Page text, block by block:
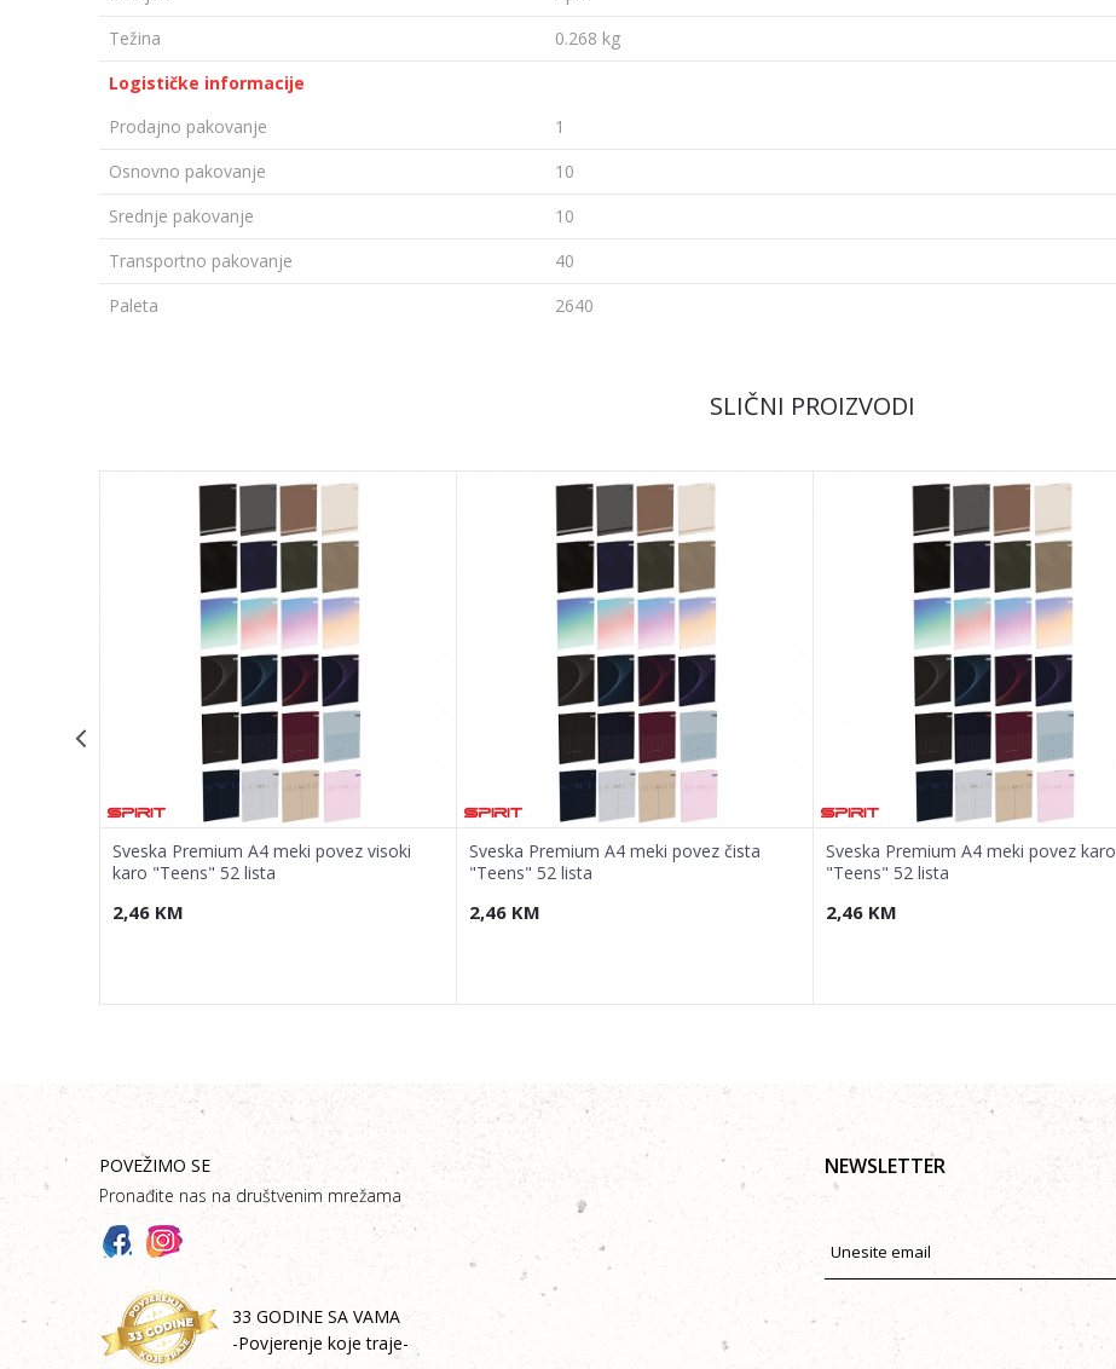
Težina
0.268 kg
Logističke informacije
Prodajno pakovanje
1
Osnovno pakovanje
10
Srednje pakovanje
10
Transportno pakovanje
40
Paleta
2640
POŠALJI
SLIČNI PROIZVODI
Sveska Premium A4 meki povez visoki
karo "Teens" 52 lista
2,46 KM
Sveska Premium A4 meki povez čista
"Teens" 52 lista
2,46 KM
Sveska Premium A4 meki povez karo
"Teens" 52 lista
2,46 KM
POVEŽIMO SE
Pronađite nas na društvenim mrežama
33 GODINE SA VAMA
-Povjerenje koje traje-
NEWSLETTER